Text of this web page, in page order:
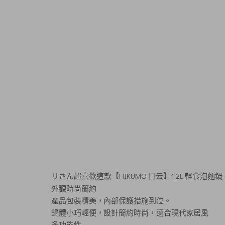
リさん超喜歡這款【HIKUMO 日云】1.2L 軽食泡麵
外觀時尚簡約
產品包裝精美，內部保護措施到位。
鍋體小巧輕便，設計簡約時尚，適合現代家居風